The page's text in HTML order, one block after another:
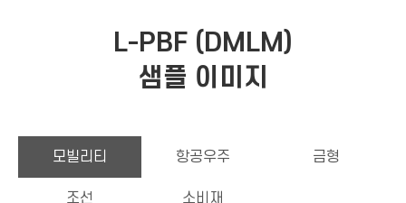
L-PBF (DMLM)
샘플 이미지
모빌리티 항공우주 금형
조선 소비재